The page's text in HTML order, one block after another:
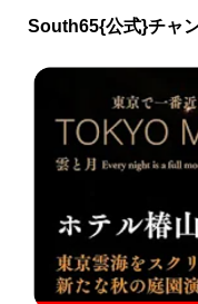
South65{公式}チャ